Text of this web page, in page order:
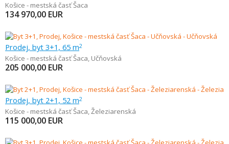
Košice - mestská časť Šaca
134 970,00 EUR
Prodej, byt 3+1, 65 m2
Košice - mestská časť Šaca, Učňovská
205 000,00 EUR
Prodej, byt 2+1, 52 m2
Košice - mestská časť Šaca,Železiarenská
115 000,00 EUR